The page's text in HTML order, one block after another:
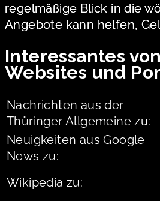
regelmäßige Blick in die
Angebote kann helfen,
Interessantes
Websites und
Nachrichten aus der
Thüringer Allgemeine zu:
Neuigkeiten aus Google
News zu:
Wikipedia zu: